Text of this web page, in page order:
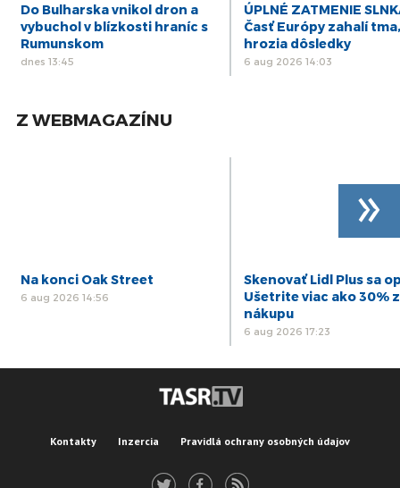
Do Bulharska vnikol dron a
vybuchol v blízkosti hraníc s
Rumunskom
dnes 13:45
ÚPLNÉ ZATMENIE
Časť Európy zahalí tma,
hrozia dôsledky
6 aug 2026 14:03
Z WEBMAGAZÍNU
Na konci Oak Street
6 aug 2026 14:56
Skenovať Lidl Plus sa
Ušetrite viac ako 30% z
nákupu
6 aug 2026 17:23
»
Kontakty Inzercia Pravidlá ochrany osobných údajov